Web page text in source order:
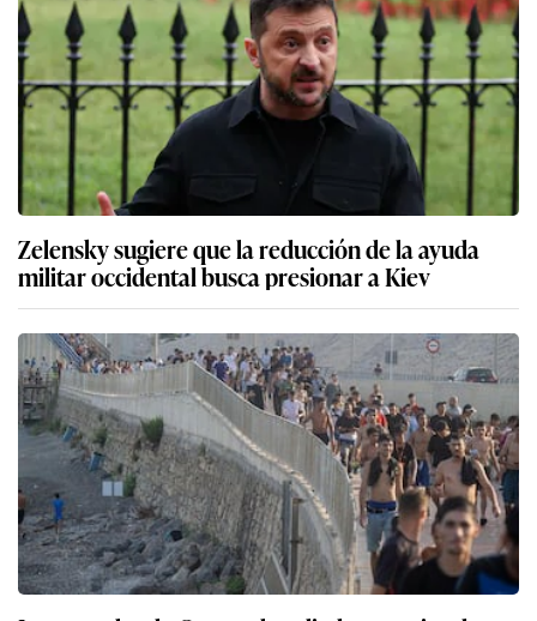
Zelensky sugiere que la reducción de la ayuda
militar occidental busca presionar a Kiev